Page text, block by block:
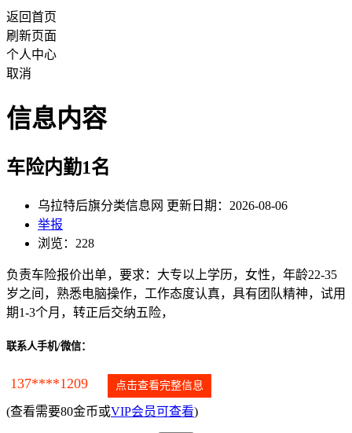
返回首页
刷新页面
个人中心
取消
信息内容
车险内勤1名
乌拉特后旗分类信息网 更新日期：2026-08-06
举报
浏览：228
负责车险报价出单，要求：大专以上学历，女性，年龄22-35
岁之间，熟悉电脑操作，工作态度认真，具有团队精神，试用
期1-3个月，转正后交纳五险，
联系人手机/微信：
137****1209 点击查看完整信息
(查看需要80金币或VIP会员可查看)